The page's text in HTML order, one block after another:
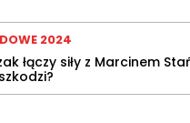
2024
łączy siły z Marcinem